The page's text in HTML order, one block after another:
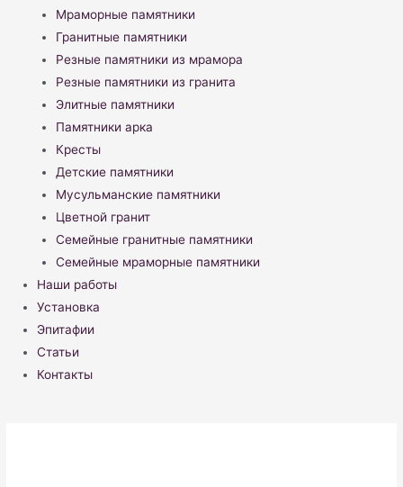
Мраморные памятники
Гранитные памятники
Резные памятники из мрамора
Резные памятники из гранита
Элитные памятники
Памятники арка
Кресты
Детские памятники
Мусульманские памятники
Цветной гранит
Семейные гранитные памятники
Семейные мраморные памятники
Наши работы
Установка
Эпитафии
Статьи
Контакты